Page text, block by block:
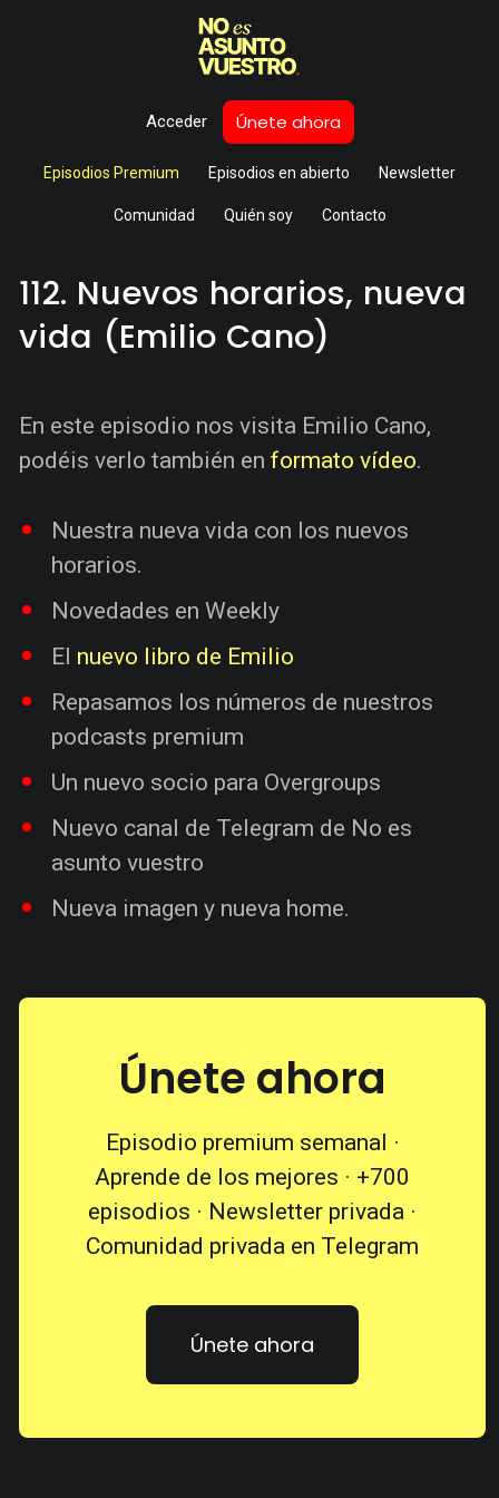
Acceder Únete ahora
Episodios Premium Episodios en abierto Newsletter
Comunidad Quién soy Contacto
112. Nuevos horarios, nueva
vida (Emilio Cano)
En este episodio nos visita Emilio Cano,
podéis verlo también en formato vídeo.
Nuestra nueva vida con los nuevos
horarios.
Novedades en Weekly
El nuevo libro de Emilio
Repasamos los números de nuestros
podcasts premium
Un nuevo socio para Overgroups
Nuevo canal de Telegram de No es
asunto vuestro
Nueva imagen y nueva home.
Únete ahora
Episodio premium semanal ·
Aprende de los mejores · +700
episodios · Newsletter privada ·
Comunidad privada en Telegram
Únete ahora